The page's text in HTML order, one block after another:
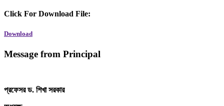
Click For Download File:
Download
Message from Principal
প্রফেসর ড. শিখা সরকার